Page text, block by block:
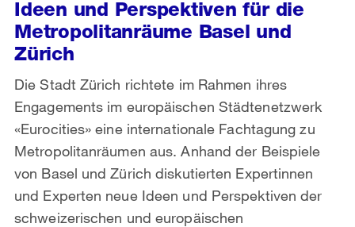
Ideen und Perspektiven für die
Metropolitanräume Basel und
Zürich
Die Stadt Zürich richtete im Rahmen ihres
Engagements im europäischen Städtenetzwerk
«Eurocities» eine internationale Fachtagung zu
Metropolitanräumen aus. Anhand der Beispiele
von Basel und Zürich diskutierten Expertinnen
und Experten neue Ideen und Perspektiven der
schweizerischen und europäischen